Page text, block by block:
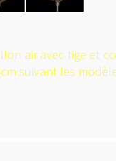
air avec tige et
suivant les